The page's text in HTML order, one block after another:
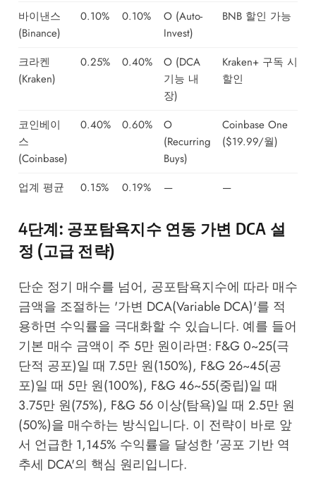
바이낸스
(Binance)
0.10% 0.10%
O (Auto-
Invest)
BNB 할인 가능
크라켄
(Kraken)
0.25% 0.40%
O (DCA
기능 내
장)
Kraken+ 구독 시
할인
코인베이
스
(Coinbase)
0.40% 0.60%
O
(Recurring
Buys)
Coinbase One
($19.99/월)
업계 평균 0.15% 0.19% — —
4단계: 공포탐욕지수 연동 가변 DCA 설
정 (고급 전략)
단순 정기 매수를 넘어, 공포탐욕지수에 따라 매수
금액을 조절하는 '가변 DCA(Variable DCA)'를 적
용하면 수익률을 극대화할 수 있습니다. 예를 들어
기본 매수 금액이 주 5만 원이라면: F&G 0~25(극
단적 공포)일 때 7.5만 원(150%), F&G 26~45(공
포)일 때 5만 원(100%), F&G 46~55(중립)일 때
3.75만 원(75%), F&G 56 이상(탐욕)일 때 2.5만 원
(50%)을 매수하는 방식입니다. 이 전략이 바로 앞
서 언급한 1,145% 수익률을 달성한 '공포 기반 역
추세 DCA'의 핵심 원리입니다.